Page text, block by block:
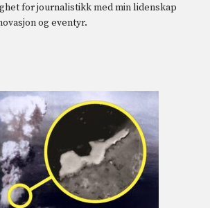
for journalistikk med min lidenskap
og eventyr.